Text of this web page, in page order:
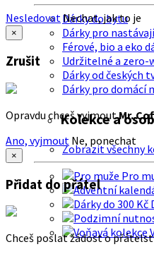
Dárky do bytu
Dárky pro
Férové, bio a eko
Udržitelné a zero-
Dárky od českých
Dárky pro domácí
Kolekce a
Zobrazit všechny
Pro
Nesledovat Nechat, jak to je
×
Zrušit
Opravdu chceš vyjmoutMr.
Ano, vyjmout Ne, ponechat
×
Přidat do přátel
Chceš poslat žádost o